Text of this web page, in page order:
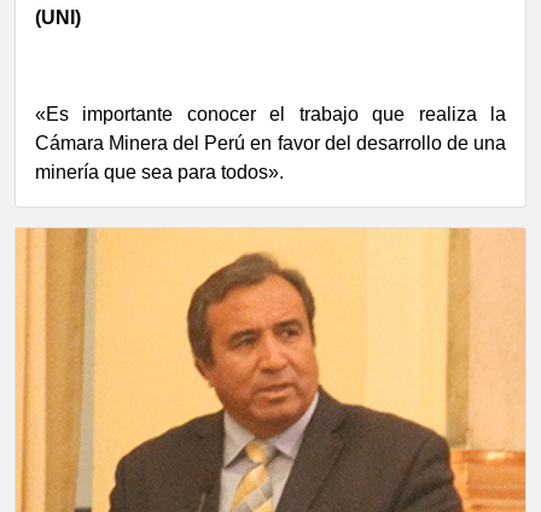
(UNI)
«Es importante conocer el trabajo que realiza la
Cámara Minera del Perú en favor del desarrollo de una
minería que sea para todos».